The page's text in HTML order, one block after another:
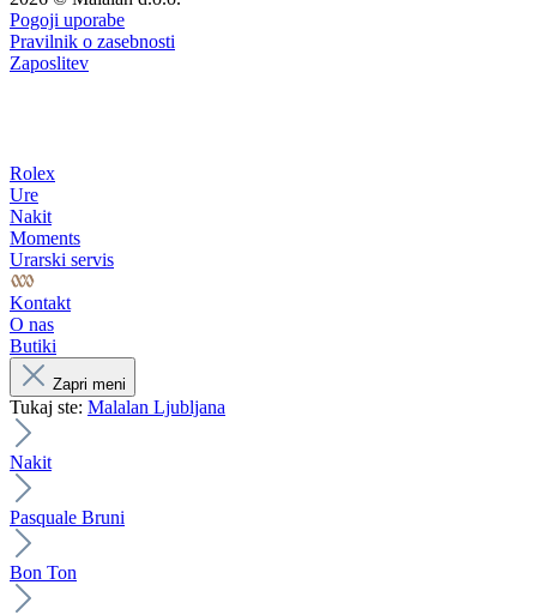
Pogoji uporabe
Pravilnik o zasebnosti
Zaposlitev
Rolex
Ure
Nakit
Moments
Urarski servis
Kontakt
O nas
Butiki
Zapri meni
Tukaj ste: Malalan Ljubljana
Nakit
Pasquale Bruni
Bon Ton